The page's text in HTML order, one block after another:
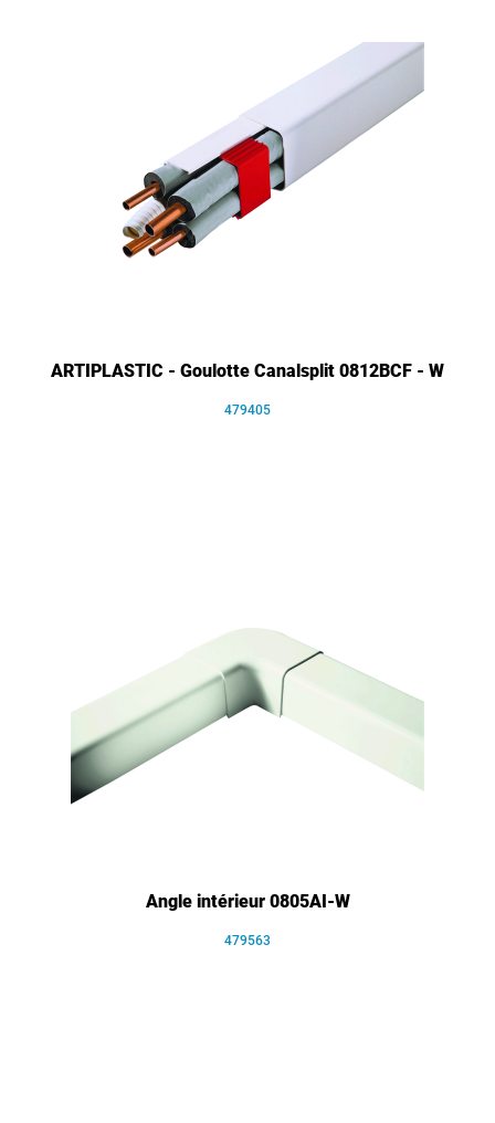
ARTIPLASTIC - Goulotte Canalsplit 0812BCF - W
479405
Angle intérieur 0805AI-W
479563